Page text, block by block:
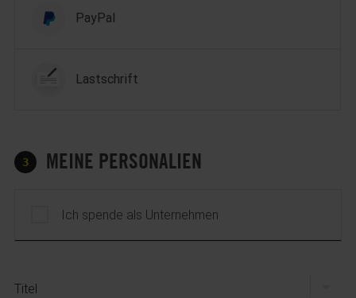
PayPal
Lastschrift
3 MEINE PERSONALIEN
Ich spende als Unternehmen
Titel